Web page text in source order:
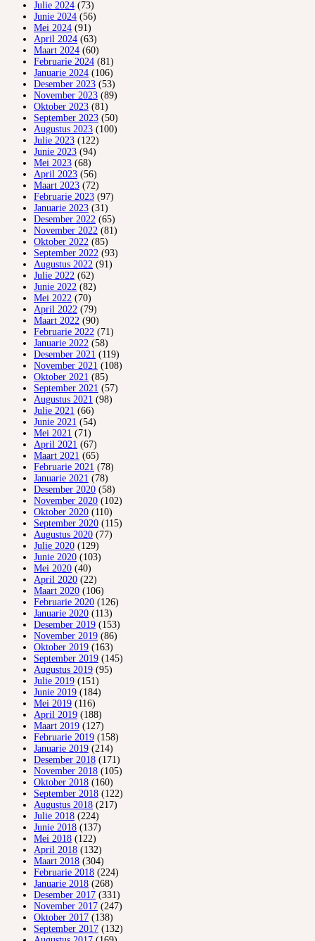
Julie 2024 (73)
Junie 2024 (56)
Mei 2024 (91)
April 2024 (63)
Maart 2024 (60)
Februarie 2024 (81)
Januarie 2024 (106)
Desember 2023 (53)
November 2023 (89)
Oktober 2023 (81)
September 2023 (50)
Augustus 2023 (100)
Julie 2023 (122)
Junie 2023 (94)
Mei 2023 (68)
April 2023 (56)
Maart 2023 (72)
Februarie 2023 (97)
Januarie 2023 (31)
Desember 2022 (65)
November 2022 (81)
Oktober 2022 (85)
September 2022 (93)
Augustus 2022 (91)
Julie 2022 (62)
Junie 2022 (82)
Mei 2022 (70)
April 2022 (79)
Maart 2022 (90)
Februarie 2022 (71)
Januarie 2022 (58)
Desember 2021 (119)
November 2021 (108)
Oktober 2021 (85)
September 2021 (57)
Augustus 2021 (98)
Julie 2021 (66)
Junie 2021 (54)
Mei 2021 (71)
April 2021 (67)
Maart 2021 (65)
Februarie 2021 (78)
Januarie 2021 (78)
Desember 2020 (58)
November 2020 (102)
Oktober 2020 (110)
September 2020 (115)
Augustus 2020 (77)
Julie 2020 (129)
Junie 2020 (103)
Mei 2020 (40)
April 2020 (22)
Maart 2020 (106)
Februarie 2020 (126)
Januarie 2020 (113)
Desember 2019 (153)
November 2019 (86)
Oktober 2019 (163)
September 2019 (145)
Augustus 2019 (95)
Julie 2019 (151)
Junie 2019 (184)
Mei 2019 (116)
April 2019 (188)
Maart 2019 (127)
Februarie 2019 (158)
Januarie 2019 (214)
Desember 2018 (171)
November 2018 (105)
Oktober 2018 (160)
September 2018 (122)
Augustus 2018 (217)
Julie 2018 (224)
Junie 2018 (137)
Mei 2018 (122)
April 2018 (132)
Maart 2018 (304)
Februarie 2018 (224)
Januarie 2018 (268)
Desember 2017 (331)
November 2017 (247)
Oktober 2017 (138)
September 2017 (132)